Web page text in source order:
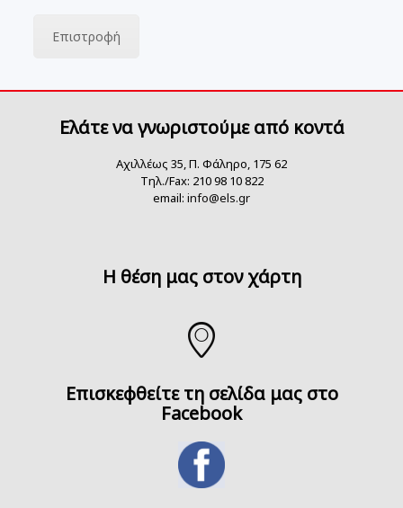
Επιστροφή
Ελάτε να γνωριστούμε από κοντά
Αχιλλέως 35, Π. Φάληρο, 175 62
Τηλ./Fax: 210 98 10 822
email: info@els.gr
H θέση μας στον χάρτη
Επισκεφθείτε τη σελίδα μας στο
Facebook